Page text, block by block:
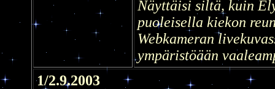
Näyttäisi siltä, kuin
puoleisella kiekon
Webkameran
ympäristöään
1/2.9.2003